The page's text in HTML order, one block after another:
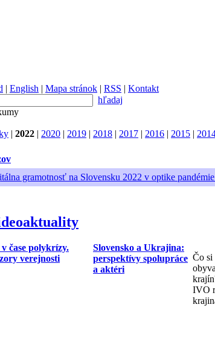
| English | Mapa stránok | RSS | Kontakt
hľadaj
| 2022 | 2020 | 2019 | 2018 | 2017 | 2016 | 2015 |
gramotnosť na Slovensku 2022 v optike
čase polykrízy.
verejnosti
Slovensko a Ukrajina:
perspektívy spolupráce
a aktéri
Čo si
IVO